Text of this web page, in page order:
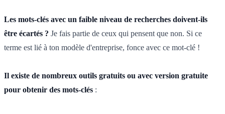
Les mots-clés avec un faible niveau de recherches doivent-ils
être écartés ? Je fais partie de ceux qui pensent que non. Si ce
terme est lié à ton modèle d'entreprise, fonce avec ce mot-clé !
Il existe de nombreux outils gratuits ou avec version gratuite
pour obtenir des mots-clés :